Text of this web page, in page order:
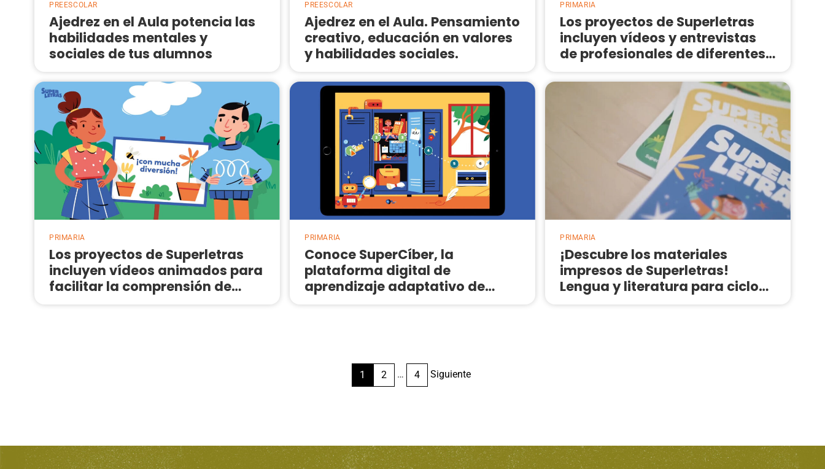
PREESCOLAR
Ajedrez en el Aula potencia las
habilidades mentales y
sociales de tus alumnos
PREESCOLAR
Ajedrez en el Aula. Pensamiento
creativo, educación en valores
y habilidades sociales.
PRIMARIA
Los proyectos de Superletras
incluyen vídeos y entrevistas
de profesionales de diferentes
PRIMARIA
Los proyectos de Superletras
incluyen vídeos animados para
facilitar la comprensión de
PRIMARIA
Conoce SuperCíber, la
plataforma digital de
aprendizaje adaptativo de
PRIMARIA
¡Descubre los materiales
impresos de Superletras!
Lengua y literatura para ciclo
1 2 … 4 Siguiente